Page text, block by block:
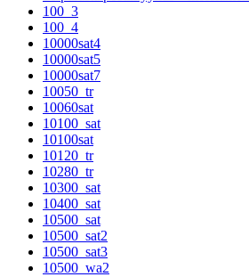
100_3
100_4
10000sat4
10000sat5
10000sat7
10050_tr
10060sat
10100_sat
10100sat
10120_tr
10280_tr
10300_sat
10400_sat
10500_sat
10500_sat2
10500_sat3
10500_wa2